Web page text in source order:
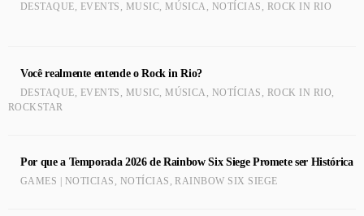
DESTAQUE, EVENTS , MUSIC,MÚSICA , NOTÍCIAS , ROCK IN RIO
Você realmente entende o Rock in Rio?
DESTAQUE, EVENTS , MUSIC,MÚSICA , NOTÍCIAS , ROCK IN RIO,
ROCKSTAR
Por que a Temporada 2026 de Rainbow Six Siege Promete ser Histórica
GAMES | NOTICIAS , NOTÍCIAS ,RAINBOW SIX SIEGE